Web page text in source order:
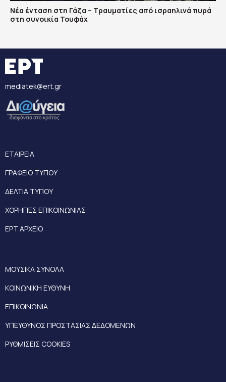
Νέα ένταση στη Γάζα – Τραυματίες από ισραηλινά πυρά
στη συνοικία Τουφάχ
mediatek@ert.gr
ΕΤΑΙΡΕΙΑ
ΓΡΑΦΕΙΟ ΤΥΠΟΥ
ΔΕΛΤΙΑ ΤΥΠΟΥ
ΧΟΡΗΓΙΕΣ ΕΠΙΚΟΙΝΩΝΙΑΣ
ΕΡΤ ΑΡΧΕΙΟ
ΜΟΥΣΙΚΑ ΣΥΝΟΛΑ
ΚΟΙΝΩΝΙΚΗ ΕΥΘΥΝΗ
ΕΠΙΚΟΙΝΩΝΙΑ
ΥΠΕΥΘΥΝΟΣ ΠΡΟΣΤΑΣΙΑΣ ΔΕΔΟΜΕΝΩΝ
ΡΥΘΜΙΣΕΙΣ COOKIES